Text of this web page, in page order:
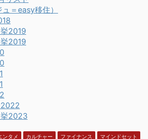
＝easy移住）
2019
2019
2023
ンタメ カルチャー ファイナンス マインドセット